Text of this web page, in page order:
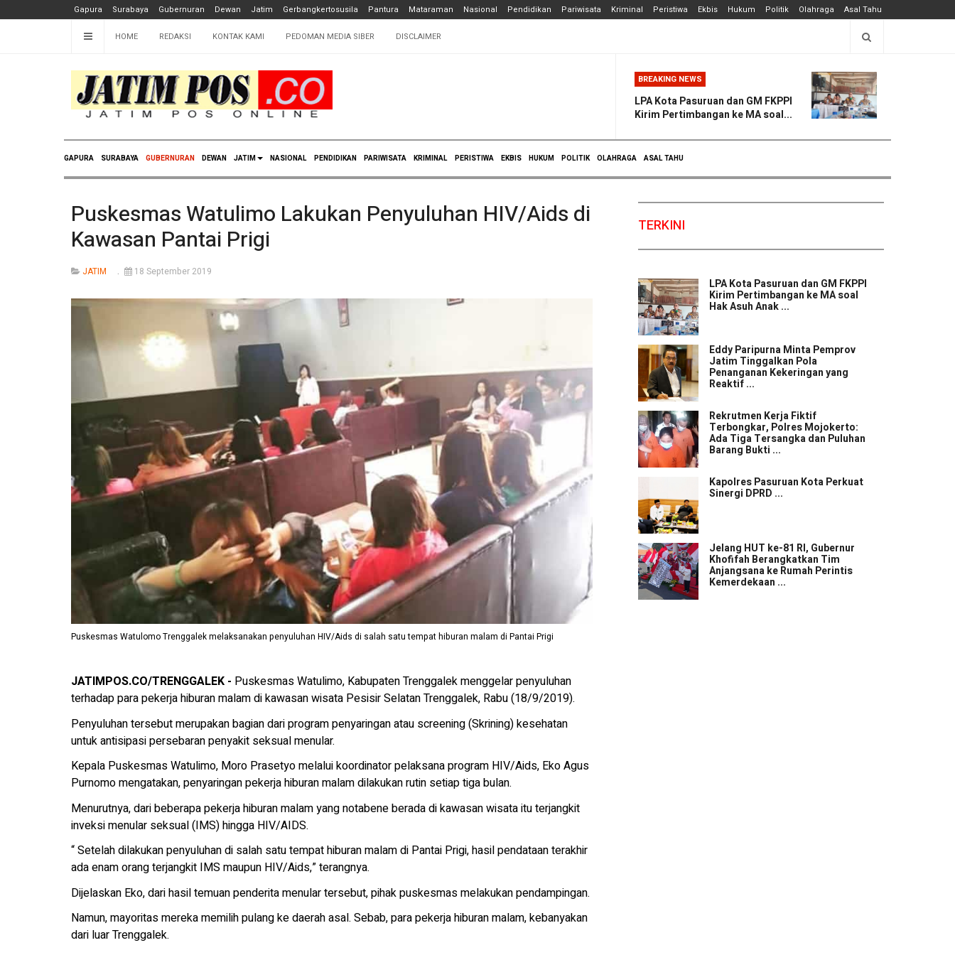
Gapura Surabaya Gubernuran Dewan Jatim Gerbangkertosusila Pantura Mataraman Nasional Pendidikan Pariwisata Kriminal Peristiwa Ekbis Hukum Politik Olahraga Asal Tahu
HOME REDAKSI KONTAK KAMI PEDOMAN MEDIA SIBER DISCLAIMER
BREAKING NEWS
LPA Kota Pasuruan dan GM FKPPI
Kirim Pertimbangan ke MA soal...
GAPURA SURABAYA GUBERNURAN DEWAN JATIM NASIONAL PENDIDIKAN PARIWISATA KRIMINAL PERISTIWA EKBIS HUKUM POLITIK OLAHRAGA ASAL TAHU
Puskesmas Watulimo Lakukan Penyuluhan HIV/Aids di
Kawasan Pantai Prigi
JATIM 18 September 2019
Puskesmas Watulomo Trenggalek melaksanakan penyuluhan HIV/Aids di salah satu tempat hiburan malam di Pantai Prigi
JATIMPOS.CO/TRENGGALEK - Puskesmas Watulimo, Kabupaten Trenggalek menggelar penyuluhan
terhadap para pekerja hiburan malam di kawasan wisata Pesisir Selatan Trenggalek, Rabu (18/9/2019).
Penyuluhan tersebut merupakan bagian dari program penyaringan atau screening (Skrining) kesehatan
untuk antisipasi persebaran penyakit seksual menular.
Kepala Puskesmas Watulimo, Moro Prasetyo melalui koordinator pelaksana program HIV/Aids, Eko Agus
Purnomo mengatakan, penyaringan pekerja hiburan malam dilakukan rutin setiap tiga bulan.
Menurutnya, dari beberapa pekerja hiburan malam yang notabene berada di kawasan wisata itu terjangkit
inveksi menular seksual (IMS) hingga HIV/AIDS.
“ Setelah dilakukan penyuluhan di salah satu tempat hiburan malam di Pantai Prigi, hasil pendataan terakhir
ada enam orang terjangkit IMS maupun HIV/Aids,” terangnya.
Dijelaskan Eko, dari hasil temuan penderita menular tersebut, pihak puskesmas melakukan pendampingan.
Namun, mayoritas mereka memilih pulang ke daerah asal. Sebab, para pekerja hiburan malam, kebanyakan
dari luar Trenggalek.
TERKINI
LPA Kota Pasuruan dan GM FKPPI
Kirim Pertimbangan ke MA soal
Hak Asuh Anak ...
Eddy Paripurna Minta Pemprov
Jatim Tinggalkan Pola
Penanganan Kekeringan yang
Reaktif ...
Rekrutmen Kerja Fiktif
Terbongkar, Polres Mojokerto:
Ada Tiga Tersangka dan Puluhan
Barang Bukti ...
Kapolres Pasuruan Kota Perkuat
Sinergi DPRD ...
Jelang HUT ke-81 RI, Gubernur
Khofifah Berangkatkan Tim
Anjangsana ke Rumah Perintis
Kemerdekaan ...